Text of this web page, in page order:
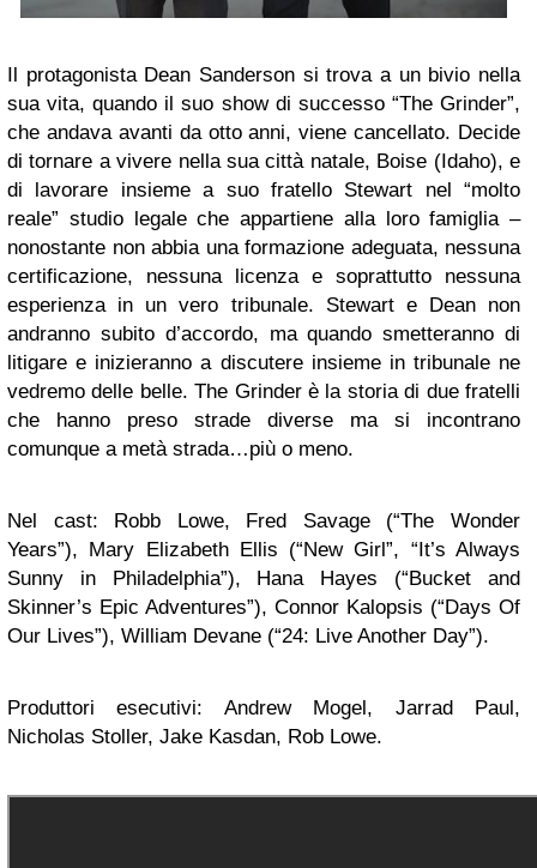
Il protagonista Dean Sanderson si trova a un bivio nella
sua vita, quando il suo show di successo “The Grinder”,
che andava avanti da otto anni, viene cancellato. Decide
di tornare a vivere nella sua città natale, Boise (Idaho), e
di lavorare insieme a suo fratello Stewart nel “molto
reale” studio legale che appartiene alla loro famiglia –
nonostante non abbia una formazione adeguata, nessuna
certificazione, nessuna licenza e soprattutto nessuna
esperienza in un vero tribunale. Stewart e Dean non
andranno subito d’accordo, ma quando smetteranno di
litigare e inizieranno a discutere insieme in tribunale ne
vedremo delle belle. The Grinder è la storia di due fratelli
che hanno preso strade diverse ma si incontrano
comunque a metà strada…più o meno.
Nel cast: Robb Lowe, Fred Savage (“The Wonder
Years”), Mary Elizabeth Ellis (“New Girl”, “It’s Always
Sunny in Philadelphia”), Hana Hayes (“Bucket and
Skinner’s Epic Adventures”), Connor Kalopsis (“Days Of
Our Lives”), William Devane (“24: Live Another Day”).
Produttori esecutivi: Andrew Mogel, Jarrad Paul,
Nicholas Stoller, Jake Kasdan, Rob Lowe.